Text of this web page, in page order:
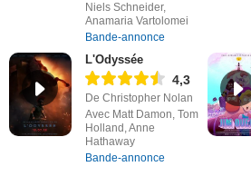
Niels Schneider,
Anamaria Vartolomei
Bande-annonce
L'Odyssée
4,3
De Christopher Nolan
Avec Matt Damon, Tom
Holland, Anne
Hathaway
Bande-annonce